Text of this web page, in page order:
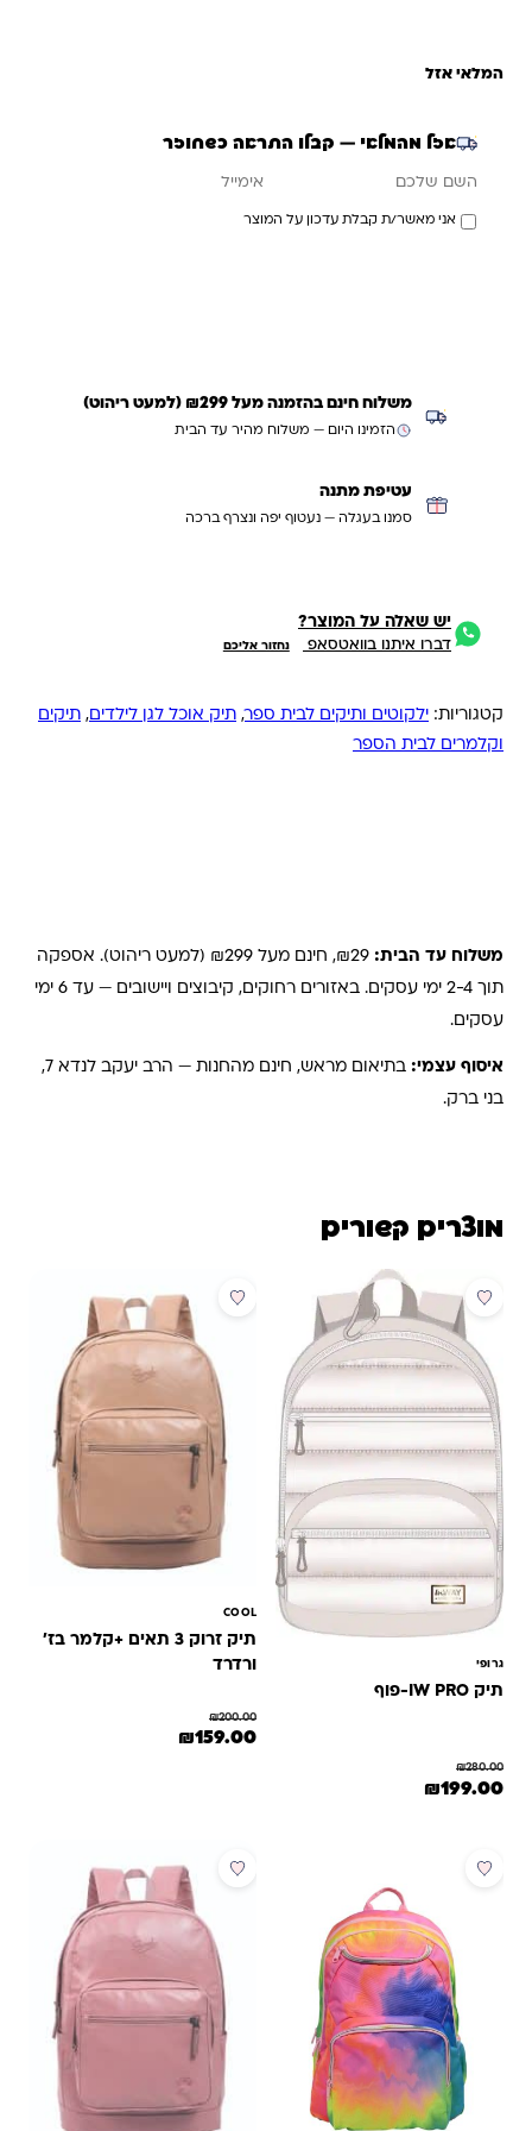
המלאי אזל
אזל מהמלאי — קבלו התראה כשחוזר
אני מאשר/ת קבלת עדכון על המוצר
משלוח חינם בהזמנה מעל ₪299 (למעט ריהוט)
הזמינו היום — משלוח מהיר עד הבית
עטיפת מתנה
סמנו בעגלה — נעטוף יפה ונצרף ברכה
יש שאלה על המוצר?
דברו איתנו בוואטסאפ נחזור אליכם
קטגוריות: ילקוטים ותיקים לבית ספר, תיק אוכל לגן לילדים, תיקים
וקלמרים לבית הספר
משלוח עד הבית: ₪29, חינם מעל ₪299 (למעט ריהוט). אספקה
תוך 2-4 ימי עסקים. באזורים רחוקים, קיבוצים ויישובים — עד 6 ימי
עסקים.
איסוף עצמי: בתיאום מראש, חינם מהחנות — הרב יעקב לנדא 7,
בני ברק.
מוצרים קשורים
מבצע
גרופי
תיק IW PRO-פוף
₪280.00
המחיר המקורי היה: ₪280.00.
₪199.00
מבצע
COOL
תיק זרוק 3 תאים +קלמר בז'
ורדרד
₪200.00
המחיר המקורי היה: ₪200.00.
₪159.00
מבצע מבצע